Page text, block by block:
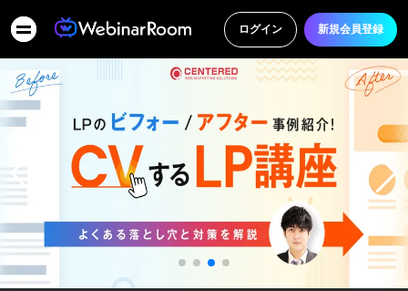
ログイン 新規会員登録